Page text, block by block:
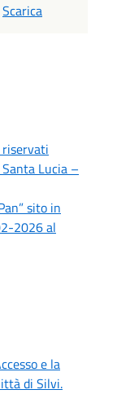
Scarica
riservati
Lucia –
sito in
2026 al
e la
di Silvi.